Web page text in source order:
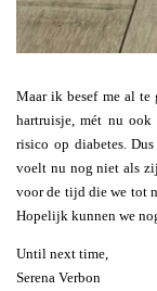
Maar ik besef me al te
hartruisje, mét nu ook
risico op diabetes.
voelt nu nog niet als
voor de tijd die we tot
Hopelijk kunnen we
Until next time,
Serena Verbon